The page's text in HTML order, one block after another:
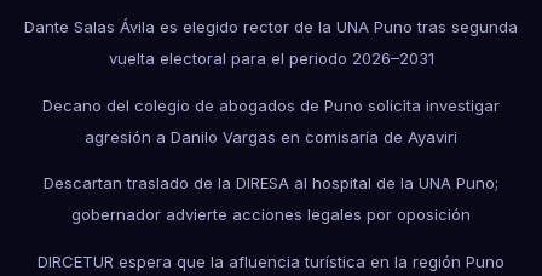
Dante Salas Ávila es elegido rector de la UNA Puno tras segunda
vuelta electoral para el periodo 2026–2031
Decano del colegio de abogados de Puno solicita investigar
agresión a Danilo Vargas en comisaría de Ayaviri
Descartan traslado de la DIRESA al hospital de la UNA Puno;
gobernador advierte acciones legales por oposición
DIRCETUR espera que la afluencia turística en la región Puno